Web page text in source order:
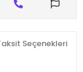
Seçenekleri